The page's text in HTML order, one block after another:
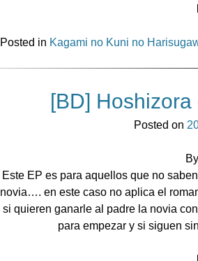
Posted in Kagami no Kuni no
[BD]
Posted on
Este EP es para aquellos que no
novia…. en este caso no aplica el
si quieren ganarle al padre la novia
para empezar y si siguen